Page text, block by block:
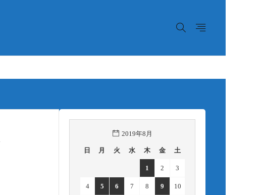
2019年8月
日 月 火 水 木 金 土
1 2 3
4 5 6 7 8 9 10